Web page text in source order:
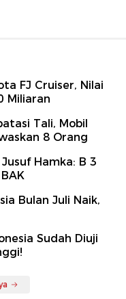
FJ Cruiser, Nilai
Miliaran
Tali, Mobil
8 Orang
Hamka: B 3
Bulan Juli Naik,
Sudah Diuji